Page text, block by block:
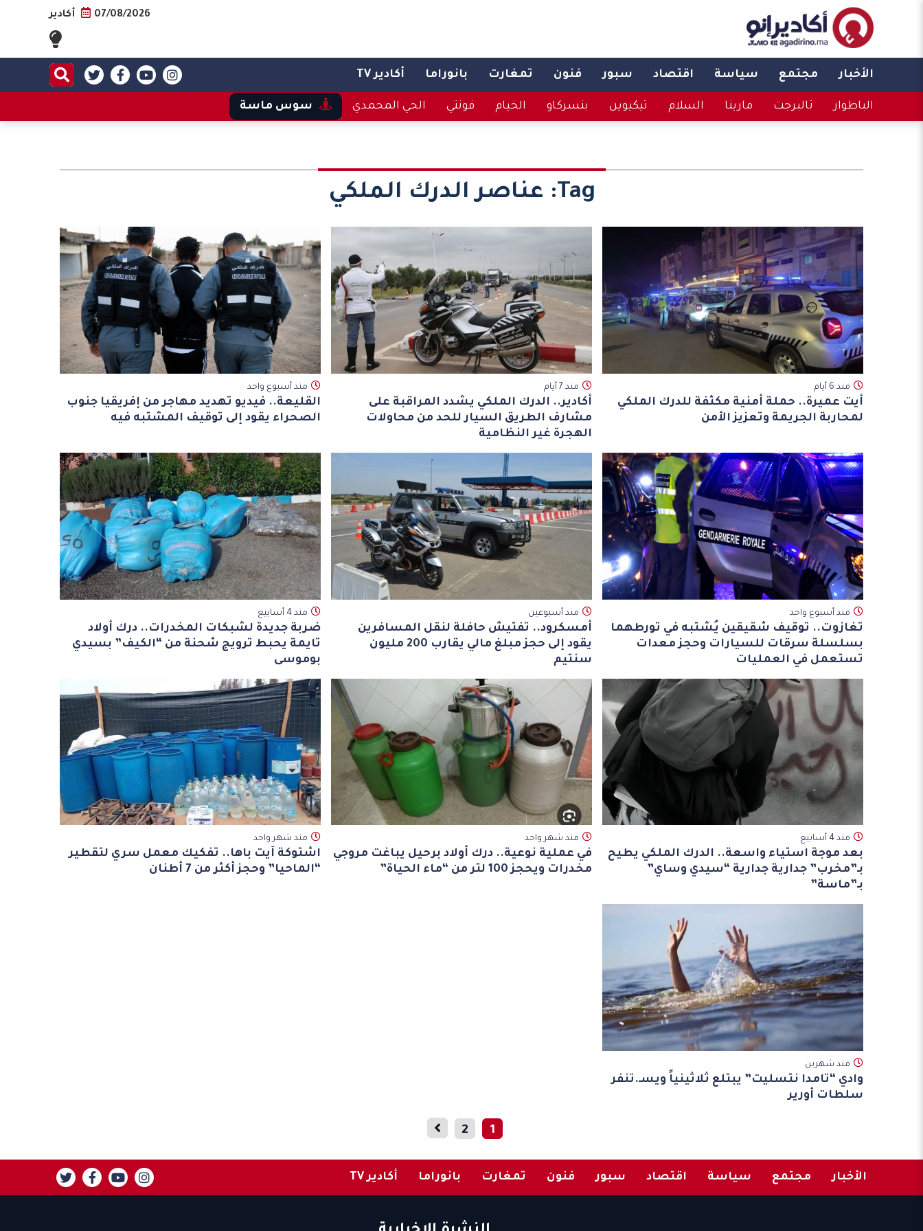
07/08/2026 أكادير
الأخبار مجتمع سياسة اقتصاد سبور فنون تمغارت بانوراما أكادير TV
الباطوار تالبرجت مارينا السلام تيكيوين بنسركاو الخيام فونتي الحي المحمدي سوس ماسة
Tag: عناصر الدرك الملكي
مند 6 أيام
أيت عميرة.. حملة أمنية مكثفة للدرك الملكي
لمحاربة الجريمة وتعزيز الأمن
مند 7 أيام
أكادير.. الدرك الملكي يشدد المراقبة على
مشارف الطريق السيار للحد من محاولات
الهجرة غير النظامية
مند أسبوع واحد
القليعة.. فيديو تهديد مهاجر من إفريقيا جنوب
الصحراء يقود إلى توقيف المشتبه فيه
مند أسبوع واحد
تغازوت.. توقيف شقيقين يُشتبه في تورطهما
بسلسلة سرقات للسيارات وحجز معدات
تستعمل في العمليات
مند أسبوعين
أمسكرود.. تفتيش حافلة لنقل المسافرين
يقود إلى حجز مبلغ مالي يقارب 200 مليون
سنتيم
مند 4 أسابيع
ضربة جديدة لشبكات المخدرات.. درك أولاد
تايمة يحبط ترويج شحنة من “الكيف” بسيدي
بوموسى
مند 4 أسابيع
بعد موجة استياء واسعة.. الدرك الملكي يطيح
بـ”مخرب” جدارية جدارية “سيدي وساي”
بـ”ماسة”
مند شهر واحد
في عملية نوعية.. درك أولاد برحيل يباغت مروجي
مخدرات ويحجز 100 لتر من “ماء الحياة”
مند شهر واحد
اشتوكة آيت باها.. تفكيك معمل سري لتقطير
“الماحيا” وحجز أكثر من 7 أطنان
مند شهرين
وادي “تامدا نتسليت” يبتلع ثلاثينياً ويسـ.تنفر
سلطات أورير
1
2
الأخبار مجتمع سياسة اقتصاد سبور فنون تمغارت بانوراما أكادير TV